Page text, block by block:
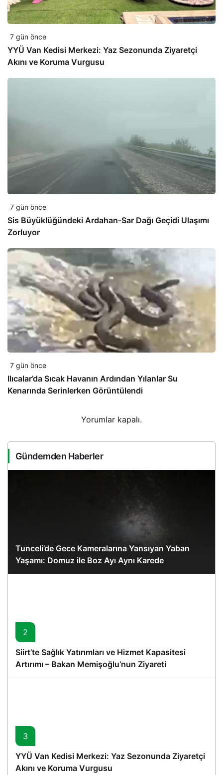
7 gün önce
YYÜ Van Kedisi Merkezi: Yaz Sezonunda Ziyaretçi
Akını ve Koruma Vurgusu
7 gün önce
Sis Büyüklüğündeki Ardahan-Sar Dağı Geçidi Ulaşımı
Zorluyor
7 gün önce
Ilıcalar’da Sıcak Havanın Ardından Yılanlar Su
Kenarında Serinlerken Görüntülendi
Yorumlar kapalı.
Gündemden Haberler
Tunceli’de Gece Kameralarına Yansıyan Yaban
Yaşamı: Domuz ile Boz Ayı Aynı Karede
2
Siirt’te Sağlık Yatırımları ve Hizmet Kapasitesi
Artırımı – Bakan Memişoğlu’nun Ziyareti
3
YYÜ Van Kedisi Merkezi: Yaz Sezonunda Ziyaretçi
Akını ve Koruma Vurgusu